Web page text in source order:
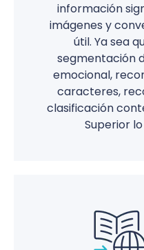
información
imágenes y
útil. Ya sea
segmentación
emocional,
caracteres,
clasificación
Superior